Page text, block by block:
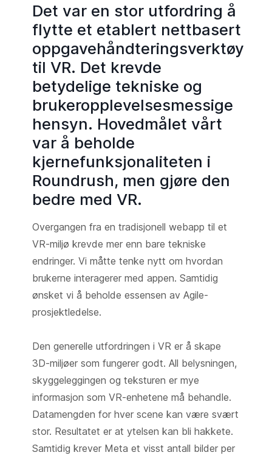
Det var en stor utfordring å
flytte et etablert nettbasert
oppgavehåndteringsverktøy
til VR. Det krevde
betydelige tekniske og
brukeropplevelsesmessige
hensyn. Hovedmålet vårt
var å beholde
kjernefunksjonaliteten i
Roundrush, men gjøre den
bedre med VR.
Overgangen fra en tradisjonell webapp til et
VR-miljø krevde mer enn bare tekniske
endringer. Vi måtte tenke nytt om hvordan
brukerne interagerer med appen. Samtidig
ønsket vi å beholde essensen av Agile-
prosjektledelse.
Den generelle utfordringen i VR er å skape
3D-miljøer som fungerer godt. All belysningen,
skyggeleggingen og teksturen er mye
informasjon som VR-enhetene må behandle.
Datamengden for hver scene kan være svært
stor. Resultatet er at ytelsen kan bli hakkete.
Samtidig krever Meta et visst antall bilder per